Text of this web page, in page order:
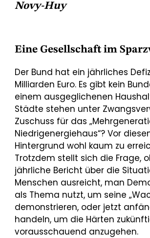
Novy-Huy
Eine Gesellschaft im
Der Bund hat ein jährliches
Milliarden Euro. Es gibt kein
einem ausgeglichenen
Städte stehen unter
Zuschuss für das
Niedrigenergiehaus“? Vor
Hintergrund wohl kaum zu
Trotzdem stellt sich die Frage,
jährliche Bericht über die
Menschen ausreicht, man
als Thema nutzt, um seine
demonstrieren, oder jetzt
handeln, um die Härten
vorausschauend anzugehen.